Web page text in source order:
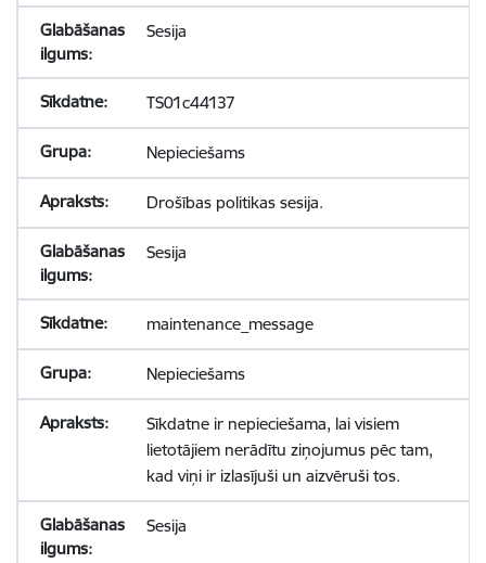
Sesija
TS01c44137
Nepieciešams
Drošības politikas sesija.
Sesija
maintenance_message
Nepieciešams
Sīkdatne ir nepieciešama, lai visiem
lietotājiem nerādītu ziņojumus pēc tam,
kad viņi ir izlasījuši un aizvēruši tos.
Sesija